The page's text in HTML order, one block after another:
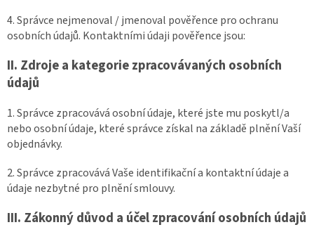
4. Správce nejmenoval / jmenoval pověřence pro ochranu
osobních údajů. Kontaktními údaji pověřence jsou:
II. Zdroje a kategorie zpracovávaných osobních
údajů
1. Správce zpracovává osobní údaje, které jste mu poskytl/a
nebo osobní údaje, které správce získal na základě plnění Vaší
objednávky.
2. Správce zpracovává Vaše identifikační a kontaktní údaje a
údaje nezbytné pro plnění smlouvy.
III. Zákonný důvod a účel zpracování osobních údajů